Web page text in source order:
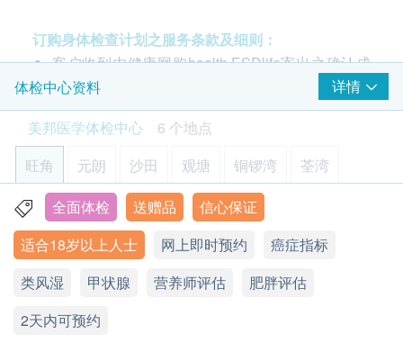
礼品吸引 订购流程顺畅
索尼Sony PlayStation 5 光碟机版游戏主机(搭载Ultra HD Blu-ray)
香港行货(价值: $5,980)
体重
除脂体重
收缩压
舒张压
脉压差测试
身体组合
身体脂肪含量
身体水分总量
蛋白质
矿物质
体脂肪百分比
节段肌肉分析
肺X光平片 (双人)
基本的肺部检查
*此项目不适用于观塘分店
HK$840.0
4合1心血管疾病伸延检查
检查能反映患多种心血管疾病的可能性、预测中风危险及血凝
固问题
HK$600.0
B超檢查 - 盆腔
包括卵巢、膀胱及子宫
HK$
890.0
B超檢查 - 全腹
心肌受损，如急性心肌梗塞、急性冠状动脉疾病，
高敏度心肌肌钙蛋白I (hs-Troponin I)才会升高。可
以作为近期心肌梗塞或再梗塞的判断依据，也可以
用来预测梗塞范围以及预防。
患者可于心脏病发及血管出现问题数月至一年前，
甚至在毫无病征的情况下，能准确地测试出心脏病
发的机会，及评估病人将来患上心脏病的可能性。
直接评估心脏心律标记物，可识别患者及阻止病情
恶化，极早发现心脏问题，作出预防性治疗，防止
心脏病发
乳酸脱氢酶LDH
LDH是细胞将糖转换成能量时所需的酵素之一，广泛
订购身体检查计划之服务条款及细则：
客户收到由健康网购health.ESDlife寄出之确认成
功付款电邮后，美邦医学体检中心将于随后1-2个
工作天的办公时间内，致电客户预约身体检查的时
间及地点。客户亦可致电查询或在订单确认后1个
工作天致电该中心预约 (电话：2369 0680)。
购买计划后可安排由健康网购health.ESDlife发出
的正式收据，并于7-14个工作天后寄出。客户可于
购买时提出收据要求，或经以下方法联络客户服务
员: 电邮 (support@esdlife.com) 或电话 (3151
2288)。
健康检查计划只适用于10岁或以上之人士
未成年客人体检指引 (10岁至18歳以下人士)
体检中心资料
详情
美邦医学体检中心
6 个地点
旺角
元朗 沙田 观塘 铜锣湾 荃湾
旺角亚皆老街8号朗豪坊办公室大楼11楼
显示地图
星期一至六︰9:00a.m. – 1:00p.m.; 2:00p.m. – 6:00p.m.
热线电话：(852) 2369 0680
全面体检 送赠品
信心保证
适合18岁以上人士
网上即时预约
癌症指标
类风湿
甲状腺 营养师评估
肥胖评估
2天内可预约